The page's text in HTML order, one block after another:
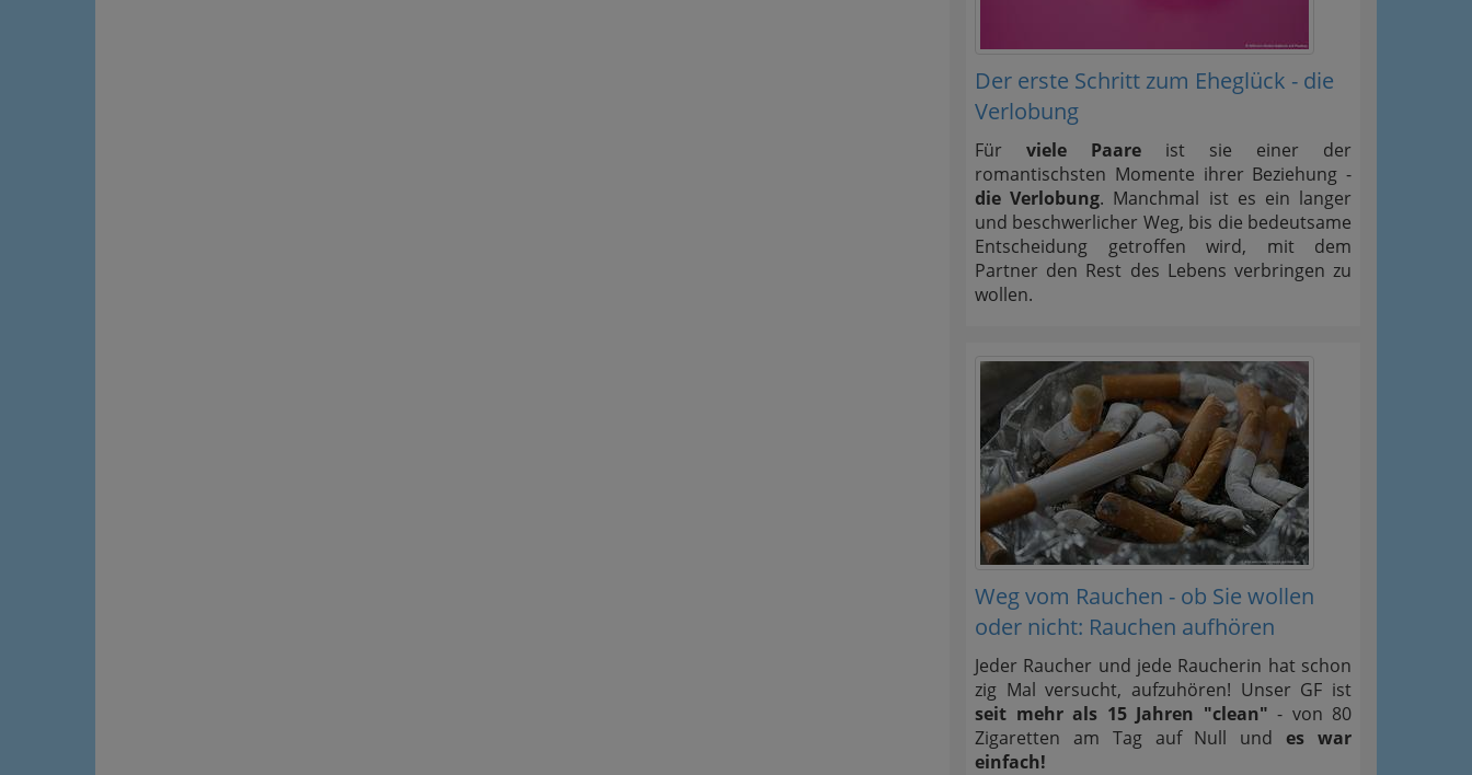
Der erste Schritt zum Eheglück - die
Verlobung
Für viele Paare ist sie einer der
romantischsten Momente ihrer Beziehung -
die Verlobung. Manchmal ist es ein langer
und beschwerlicher Weg, bis die bedeutsame
Entscheidung getroffen wird, mit dem
Partner den Rest des Lebens verbringen zu
wollen.
Weg vom Rauchen - ob Sie wollen
oder nicht: Rauchen aufhören
Jeder Raucher und jede Raucherin hat schon
zig Mal versucht, aufzuhören! Unser GF ist
seit mehr als 15 Jahren "clean" - von 80
Zigaretten am Tag auf Null undes war
einfach!